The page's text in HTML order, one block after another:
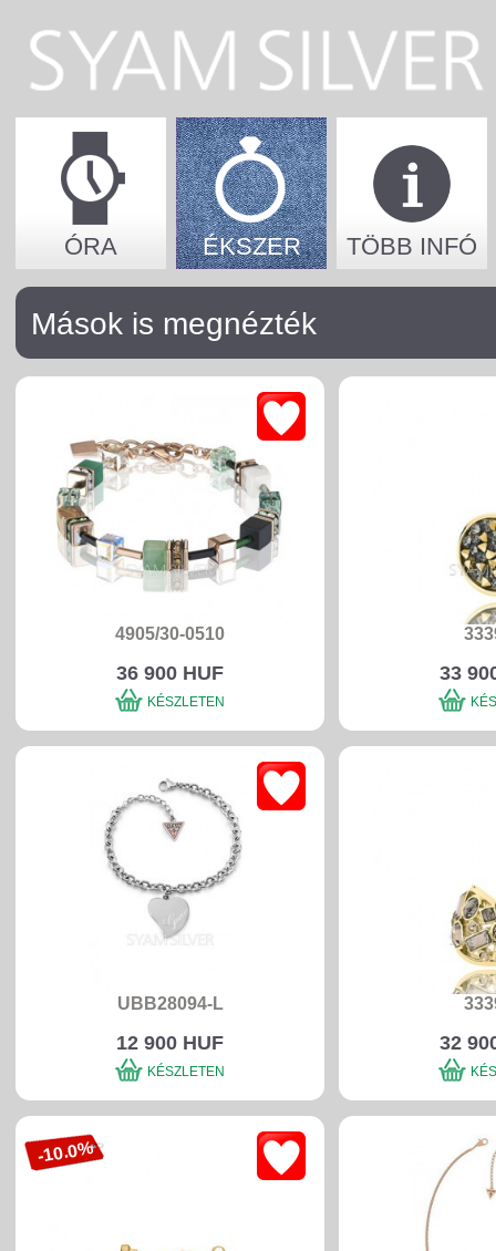
ÓRA ÉKSZER TÖBB INFÓ
Mások is megnézték
4905/30-0510
36 900 HUF
KÉSZLETEN
33
UBB28094-L
12 900 HUF
KÉSZLETEN
32
-10.0%